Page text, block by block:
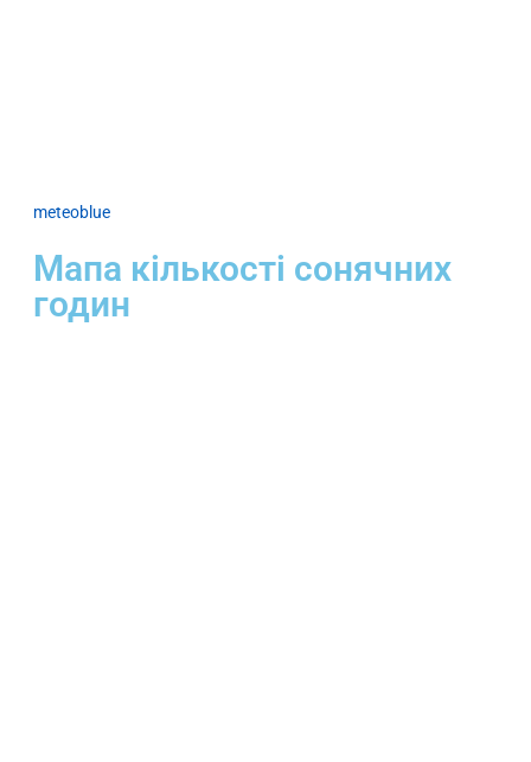
meteoblue
Мапа кількості сонячних
годин